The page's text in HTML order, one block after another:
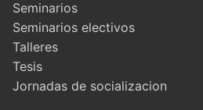
Seminarios
Seminarios electivos
Talleres
Tesis
Jornadas de socializacion